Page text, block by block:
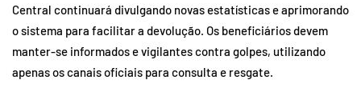
Central continuará divulgando novas estatísticas e aprimorando
o sistema para facilitar a devolução. Os beneficiários devem
manter-se informados e vigilantes contra golpes, utilizando
apenas os canais oficiais para consulta e resgate.